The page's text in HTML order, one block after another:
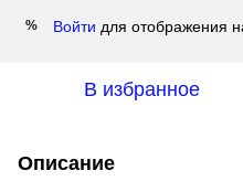
% Войти для отображения
В избранное
Описание